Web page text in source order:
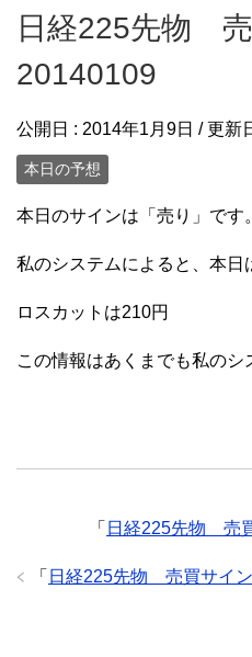
日経225先物
20140109
公開日 : 2014年1月9日 / 更新
本日の予想
本日のサインは「売り」です。
私のシステムによると、本日
ロスカットは210円
この情報はあくまでも私のシ
「 日経225先物 売
「 日経225先物 売買サイ